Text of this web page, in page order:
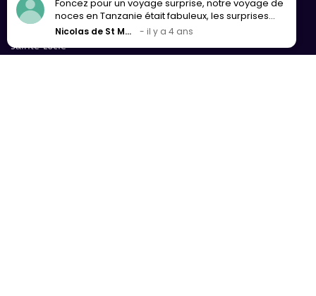
Martinique
Mexique
Sainte-Lucie
Foncez pour un voyage surprise, notre voyage de
noces en Tanzanie était fabuleux, les surprises
toujours bien trouvées en fonction de nos critères.
notamment lorsque nous avons eu des
Nicolas de St Meleuc il y a 4 ans